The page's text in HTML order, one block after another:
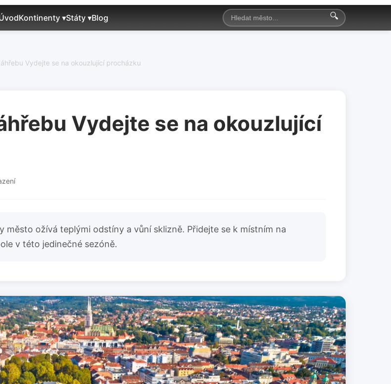
Kontinenty ▾Státy ▾Blog 🔍
Vydejte se na okouzlující procházku
Vydejte se na okouzlující
město ožívá teplými odstíny a vůní sklizně. Přidejte se k místním na
v této jedinečné sezóně.